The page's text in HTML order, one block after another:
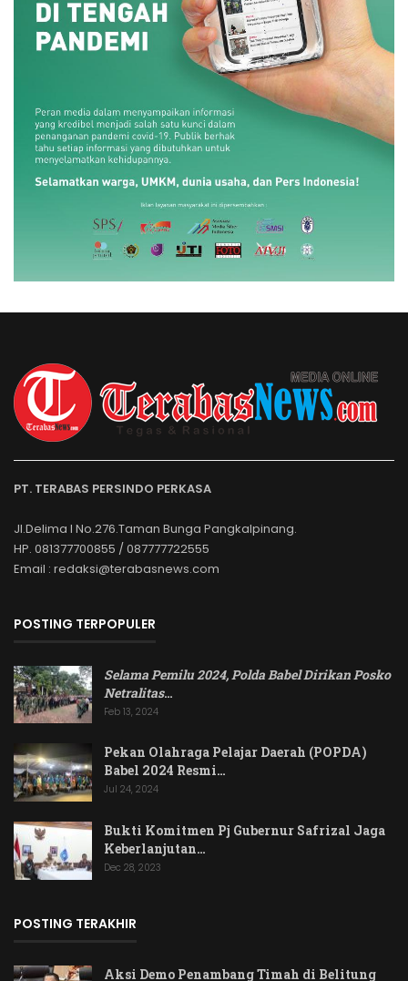
PT. TERABAS PERSINDO PERKASA
Jl.Delima I No.276.Taman Bunga Pangkalpinang.
HP. 081377700855 / 087777722555
Email : redaksi@terabasnews.com
POSTING TERPOPULER
Selama Pemilu 2024, Polda Babel Dirikan Posko
Netralitas…
Feb 13, 2024
Pekan Olahraga Pelajar Daerah (POPDA)
Babel 2024 Resmi…
Jul 24, 2024
Bukti Komitmen Pj Gubernur Safrizal Jaga
Keberlanjutan…
Dec 28, 2023
POSTING TERAKHIR
Aksi Demo Penambang Timah di Belitung